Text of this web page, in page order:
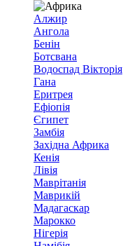
Алжир
Ангола
Бенін
Ботсвана
Водоспад Вікторія
Гана
Еритрея
Ефіопія
Єгипет
Замбія
Західна Африка
Кенія
Лівія
Маврітанія
Маврикій
Мадагаскар
Марокко
Нігерія